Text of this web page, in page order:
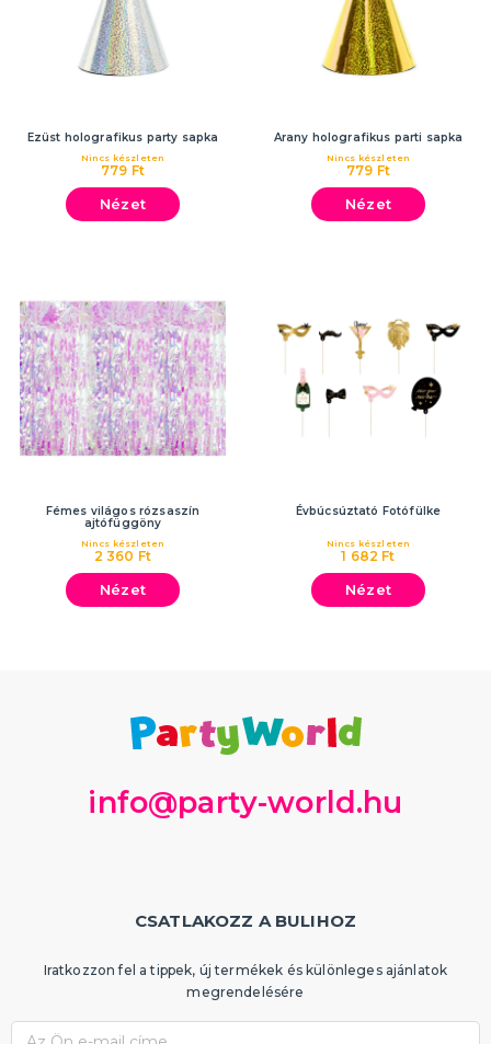
Ezüst holografikus party sapka
779 Ft
Nincs készleten
Nézet
Arany holografikus parti sapka
779 Ft
Nincs készleten
Nézet
Fémes világos rózsaszín
ajtófüggöny
2 360 Ft
Nincs készleten
Nézet
Évbúcsúztató Fotófülke
1 682 Ft
Nincs készleten
Nézet
info@party-world.hu
CSATLAKOZZ A BULIHOZ
Iratkozzon fel a tippek, új termékek és különleges ajánlatok
megrendelésére